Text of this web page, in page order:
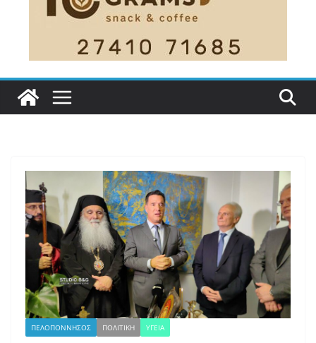
ΠΕΛΟΠΟΝΝΗΣΟΣ ΠΟΛΙΤΙΚΗ ΥΓΕΙΑ